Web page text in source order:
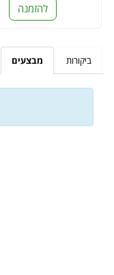
להזמנה
ביקורות מבצעים